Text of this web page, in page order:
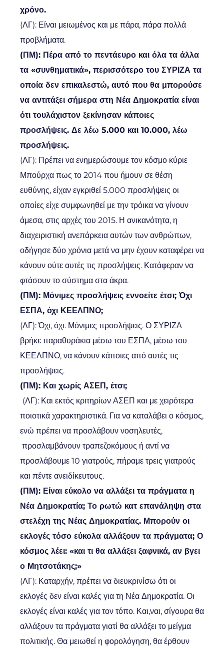
χρόνο.
(ΛΓ): Είναι μειωμένος και με πάρα, πάρα πολλά
προβλήματα.
(ΠΜ): Πέρα από το πεντάευρο και όλα τα άλλα
τα «συνθηματικά», περισσότερο του ΣΥΡΙΖΑ τα
οποία δεν επικαλεστώ, αυτό που θα μπορούσε
να αντιτάξει σήμερα στη Νέα Δημοκρατία είναι
ότι τουλάχιστον ξεκίνησαν κάποιες
προσλήψεις. Δε λέω 5.000 και 10.000, λέω
προσλήψεις.
(ΛΓ): Πρέπει να ενημερώσουμε τον κόσμο κύριε
Μπούρχα πως το 2014 που ήμουν σε θέση
ευθύνης, είχαν εγκριθεί 5.000 προσλήψεις οι
οποίες είχε συμφωνηθεί με την τρόικα να γίνουν
άμεσα, στις αρχές του 2015. Η ανικανότητα, η
διαχειριστική ανεπάρκεια αυτών των ανθρώπων,
οδήγησε δύο χρόνια μετά να μην έχουν καταφέρει να
κάνουν ούτε αυτές τις προσλήψεις. Κατάφεραν να
φτάσουν το σύστημα στα άκρα.
(ΠΜ): Μόνιμες προσλήψεις εννοείτε έτσι; Όχι
ΕΣΠΑ, όχι ΚΕΕΛΠΝΟ;
(ΛΓ): Όχι, όχι. Μόνιμες προσλήψεις. Ο ΣΥΡΙΖΑ
βρήκε παραθυράκια μέσω του ΕΣΠΑ, μέσω του
ΚΕΕΛΠΝΟ, να κάνουν κάποιες από αυτές τις
προσλήψεις.
(ΠΜ): Και χωρίς ΑΣΕΠ, έτσι;
(ΛΓ): Και εκτός κριτηρίων ΑΣΕΠ και με χειρότερα
ποιοτικά χαρακτηριστικά. Για να καταλάβει ο κόσμος,
ενώ πρέπει να προσλάβουν νοσηλευτές,
προσλαμβάνουν τραπεζοκόμους ή αντί να
προσλάβουμε 10 γιατρούς, πήραμε τρεις γιατρούς
και πέντε ανειδίκευτους.
(ΠΜ): Είναι εύκολο να αλλάξει τα πράγματα η
Νέα Δημοκρατία; Το ρωτώ κατ επανάληψη στα
στελέχη της Νέας Δημοκρατίας. Μπορούν οι
εκλογές τόσο εύκολα αλλάξουν τα πράγματα; Ο
κόσμος λέει: «και τι θα αλλάξει ξαφνικά, αν βγει
ο Μητσοτάκης;»
(ΛΓ): Καταρχήν, πρέπει να διευκρινίσω ότι οι
εκλογές δεν είναι καλές για τη Νέα Δημοκρατία. Οι
εκλογές είναι καλές για τον τόπο. Και,ναι, σίγουρα θα
αλλάξουν τα πράγματα γιατί θα αλλάξει το μείγμα
πολιτικής. Θα μειωθεί η φορολόγηση, θα έρθουν